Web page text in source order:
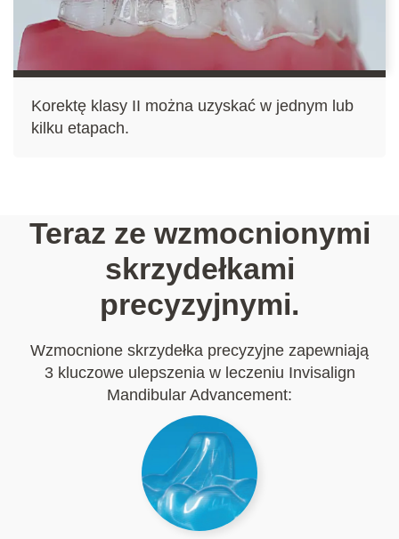
Korektę klasy II można uzyskać w jednym lub
kilku etapach.
Teraz ze wzmocnionymi
skrzydełkami
precyzyjnymi.
Wzmocnione skrzydełka precyzyjne zapewniają
3 kluczowe ulepszenia w leczeniu Invisalign
Mandibular Advancement: